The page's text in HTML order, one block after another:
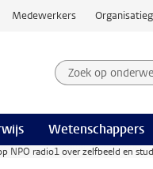
Medewerkers
Zoek op
Zoekterm
Wetenschappers
NPO radio1 over zelfbeeld en